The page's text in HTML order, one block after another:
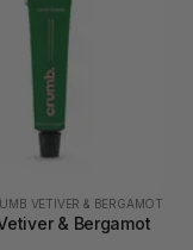
VETIVER & BERGAMOT
& Bergamot